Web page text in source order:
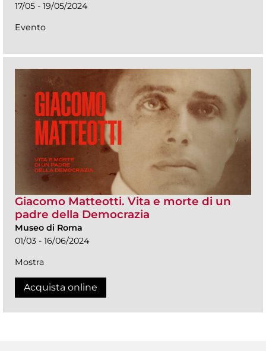
17/05 - 19/05/2024
Evento
Giacomo Matteotti. Vita e morte di un
padre della Democrazia
Museo di Roma
01/03 - 16/06/2024
Mostra
Acquista online